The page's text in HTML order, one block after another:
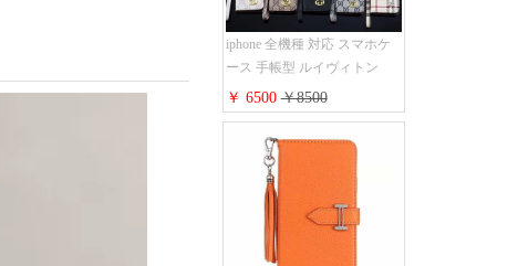
iphone 全機種 対応 スマホケ
ース 手帳型 ルイヴィトン
iPhone17pro/17air/17e手帳型ケ
ース 安心する 買う モノグラ
ム シュリンクレザーLV アイ
フォン16/16promaxスマホケー
ス 手帳 多機能 グッチ
iphone15pro/14/13携帯ケース
大人 レディース メンズ スト
ラップ付き
￥ 6500￥8500